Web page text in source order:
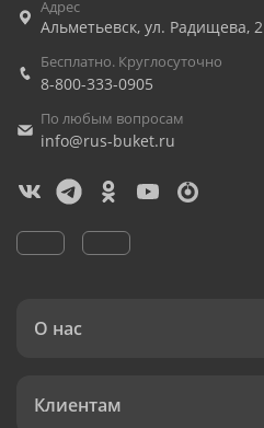
Адрес
Альметьевск, ул. Радищева, 2
Бесплатно. Круглосуточно
8-800-333-0905
По любым вопросам
info@rus-buket.ru
О нас
Клиентам